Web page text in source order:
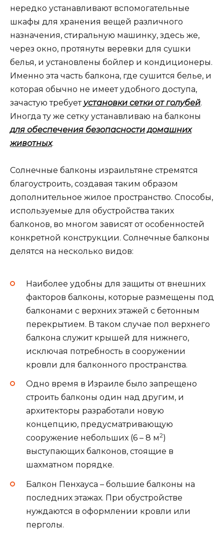
нередко устанавливают вспомогательные
шкафы для хранения вещей различного
назначения, стиральную машинку, здесь же,
через окно, протянуты веревки для сушки
белья, и установлены бойлер и кондиционеры.
Именно эта часть балкона, где сушится белье, и
которая обычно не имеет удобного доступа,
зачастую требует установки сетки от голубей.
Иногда ту же сетку устанавливаю на балконы
для обеспечения безопасности домашних
животных.
Солнечные балконы израильтяне стремятся
благоустроить, создавая таким образом
дополнительное жилое пространство. Способы,
используемые для обустройства таких
балконов, во многом зависят от особенностей
конкретной конструкции. Солнечные балконы
делятся на несколько видов:
Наиболее удобны для защиты от внешних
факторов балконы, которые размещены под
балконами с верхних этажей с бетонным
перекрытием. В таком случае пол верхнего
балкона служит крышей для нижнего,
исключая потребность в сооружении
кровли для балконного пространства.
Одно время в Израиле было запрещено
строить балконы один над другим, и
архитекторы разработали новую
концепцию, предусматривающую
сооружение небольших (6 – 8 м2)
выступающих балконов, стоящие в
шахматном порядке.
Балкон Пенхауса – большие балконы на
последних этажах. При обустройстве
нуждаются в оформлении кровли или
перголы.